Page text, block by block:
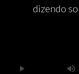
dizendo